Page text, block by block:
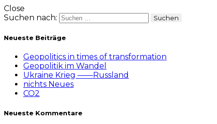
Close
Suchen nach:
Neueste Beiträge
Geopolitics in times of transformation
Geopolitik im Wandel
Ukraine Krieg ——Russland
nichts Neues
CO2
Neueste Kommentare